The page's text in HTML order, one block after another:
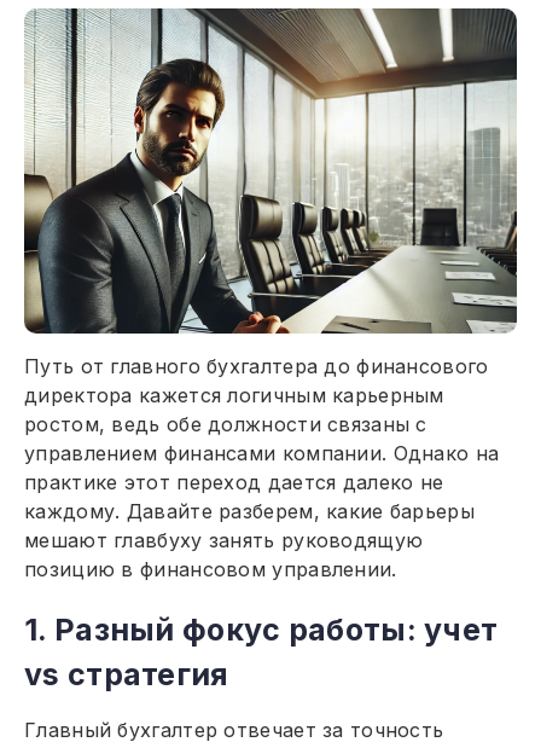
Путь от главного бухгалтера до финансового
директора кажется логичным карьерным
ростом, ведь обе должности связаны с
управлением финансами компании. Однако на
практике этот переход дается далеко не
каждому. Давайте разберем, какие барьеры
мешают главбуху занять руководящую
позицию в финансовом управлении.
1. Разный фокус работы: учет
vs стратегия
Главный бухгалтер отвечает за точность